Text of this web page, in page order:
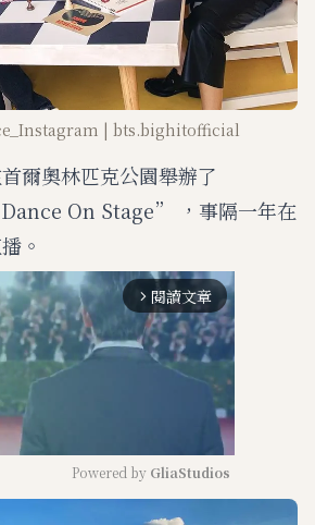
| bts.bighitofficial
爾奧林匹克公園舉辦了
On Stage” ，事隔一年在
。
arrow_forward_ios 閱讀文章
M
Powered by GliaStudios